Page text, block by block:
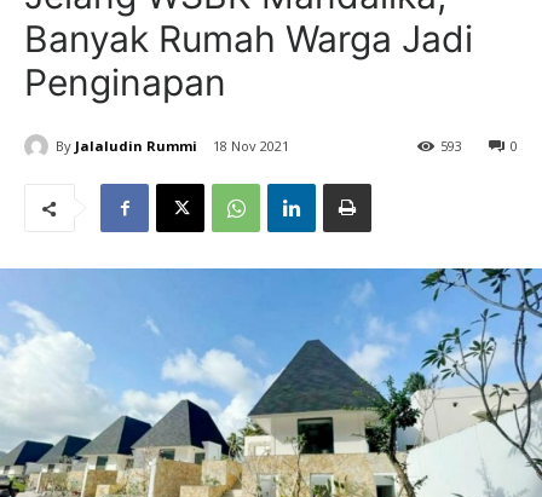
Banyak Rumah Warga Jadi
Penginapan
By Jalaludin Rummi 18 Nov 2021 0
593